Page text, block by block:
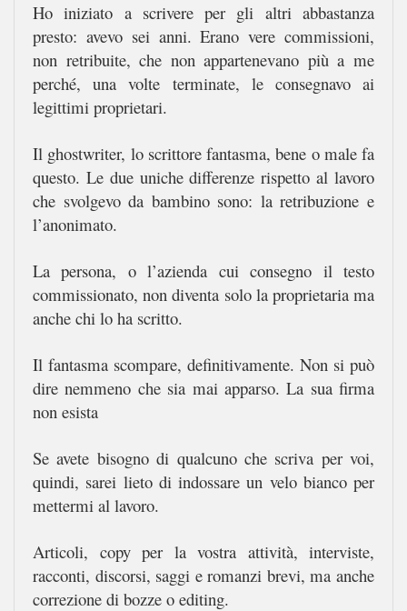
Ho iniziato a scrivere per gli altri abbastanza
presto: avevo sei anni. Erano vere commissioni,
non retribuite, che non appartenevano più a me
perché, una volte terminate, le consegnavo ai
legittimi proprietari.
Il ghostwriter, lo scrittore fantasma, bene o male fa
questo. Le due uniche differenze rispetto al lavoro
che svolgevo da bambino sono: la retribuzione e
l’anonimato.
La persona, o l’azienda cui consegno il testo
commissionato, non diventa solo la proprietaria ma
anche chi lo ha scritto.
Il fantasma scompare, definitivamente. Non si può
dire nemmeno che sia mai apparso. La sua firma
non esista
Se avete bisogno di qualcuno che scriva per voi,
quindi, sarei lieto di indossare un velo bianco per
mettermi al lavoro.
Articoli, copy per la vostra attività, interviste,
racconti, discorsi, saggi e romanzi brevi, ma anche
correzione di bozze o editing.